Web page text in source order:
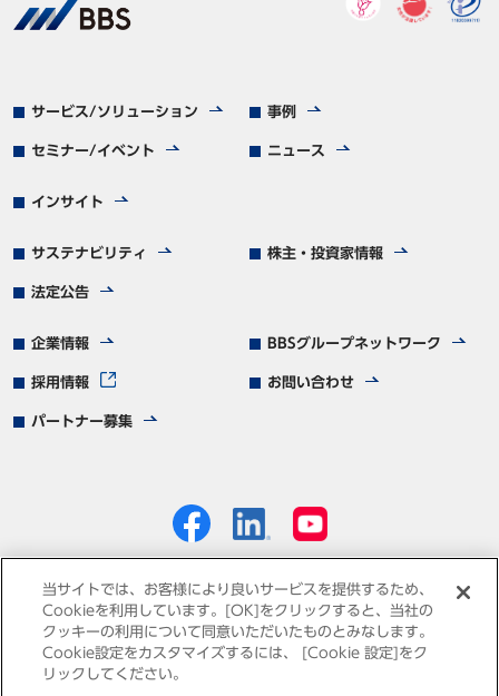
サービス/ソリューション 事例
セミナー/イベント ニュース
インサイト
サステナビリティ 株主・投資家情報
法定公告
企業情報 BBSグループネットワーク
採用情報 お問い合わせ
パートナー募集
個人情報保護方針 免責事項 サイトマップ
当サイトでは、お客様により良いサービスを提供するため、
Cookieを利用しています。[OK]をクリックすると、当社の
クッキーの利用について同意いただいたものとみなします。
Cookie設定をカスタマイズするには、 [Cookie 設定]をク
リックしてください。